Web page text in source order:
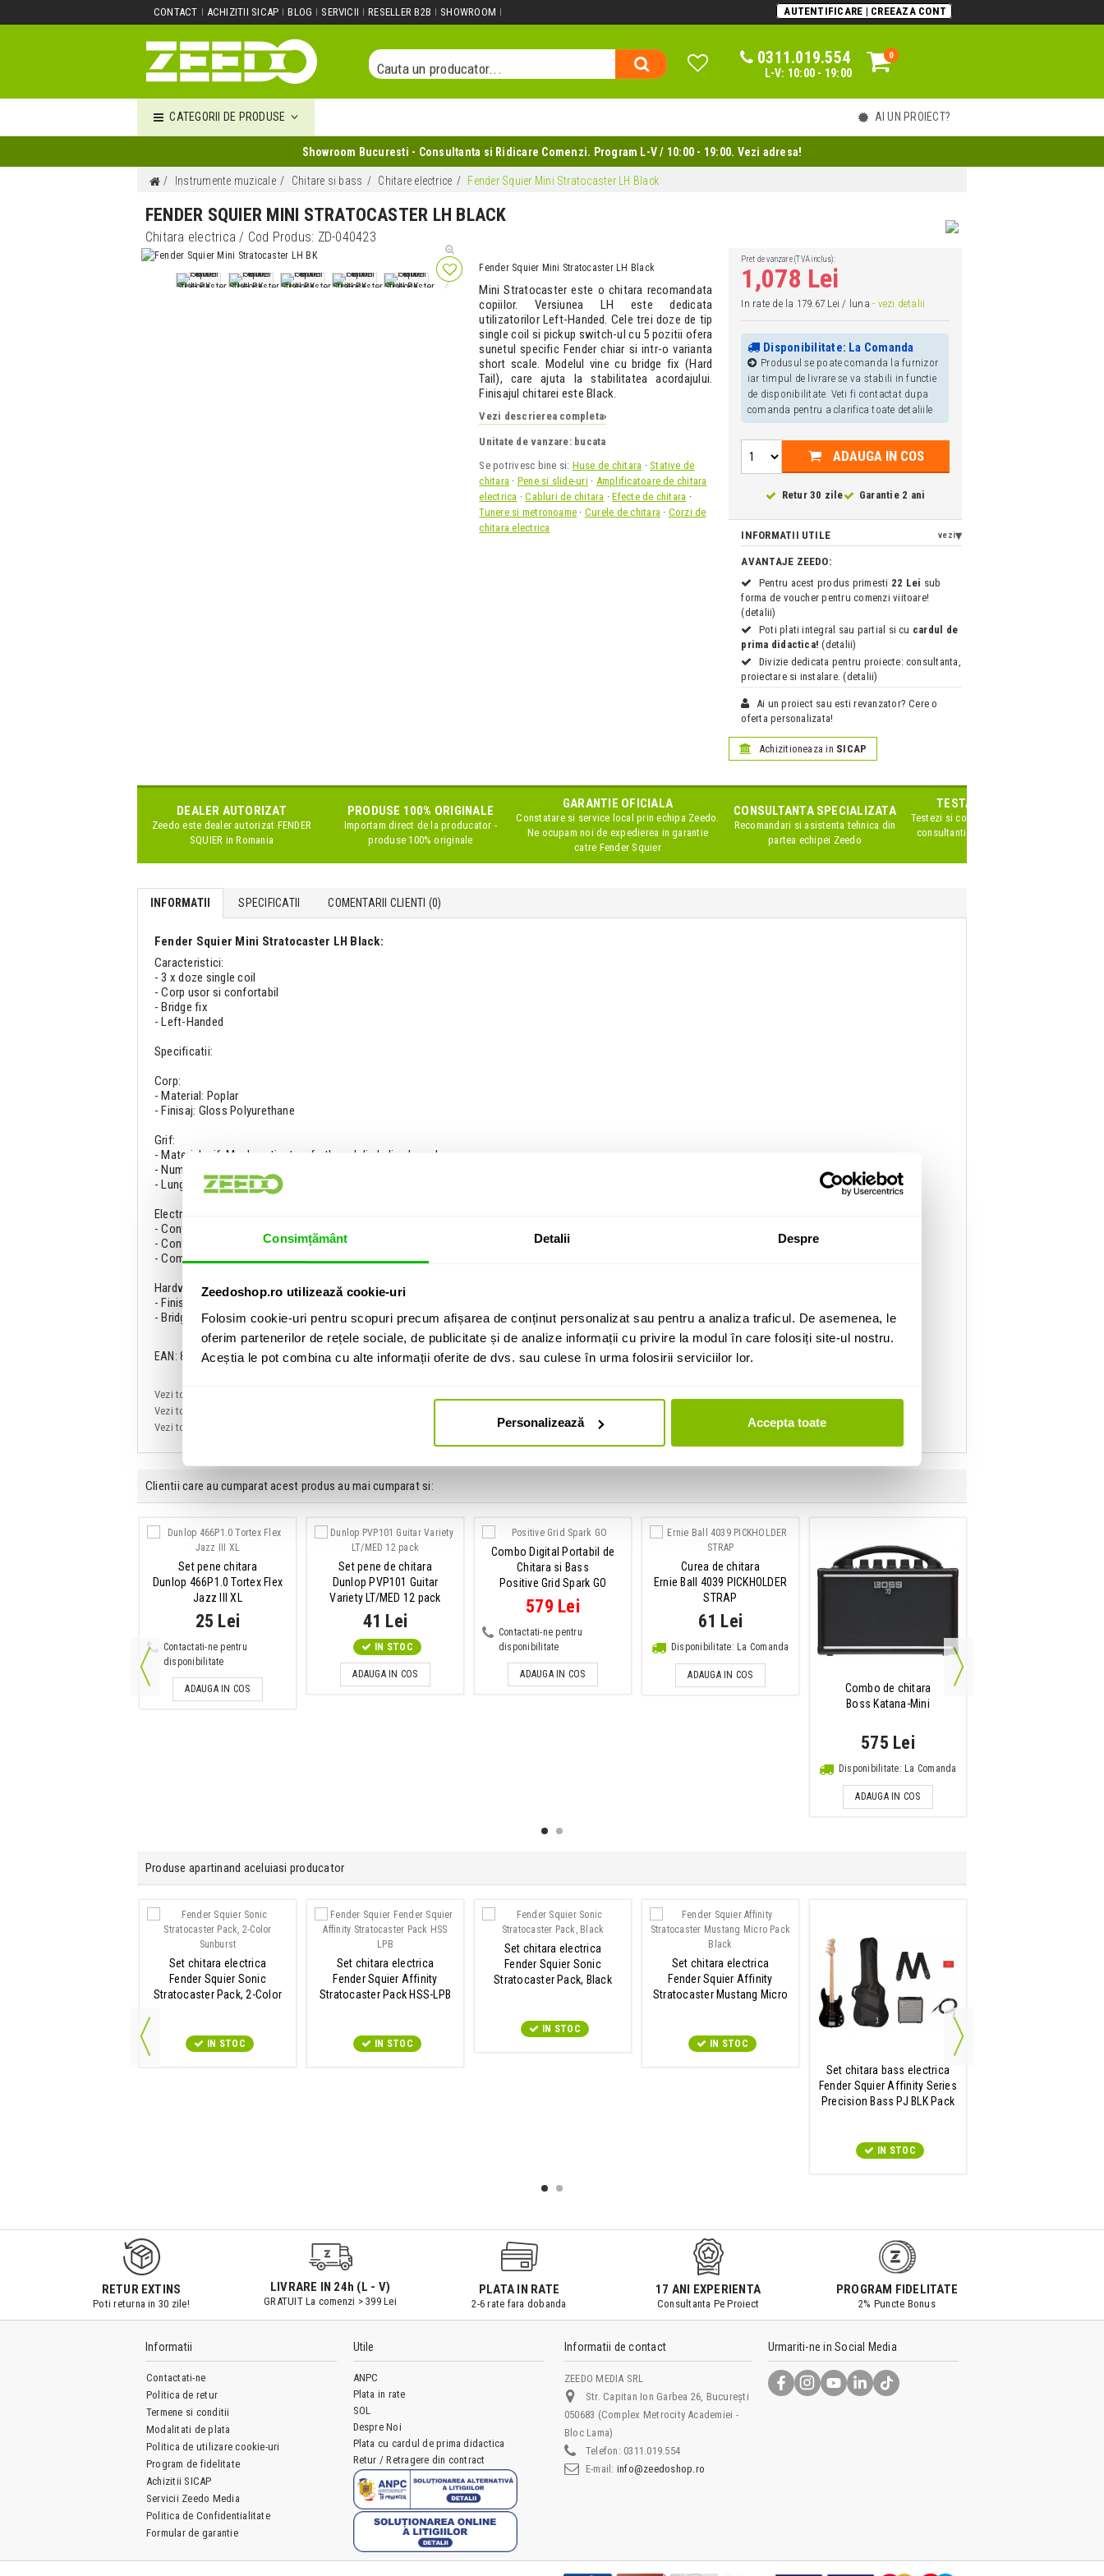
Consimțământ Detalii Despre
Zeedoshop.ro utilizează cookie-uri
Folosim cookie-uri pentru scopuri precum afișarea de conținut personalizat sau pentru a analiza traficul. De asemenea, le
oferim partenerilor de rețele sociale, de publicitate și de analize informații cu privire la modul în care folosiți site-ul nostru.
Aceștia le pot combina cu alte informații oferite de dvs. sau culese în urma folosirii serviciilor lor.
Personalizează Accepta toate
CONTACT ACHIZITII SICAP BLOG SERVICII RESELLER B2B SHOWROOM AUTENTIFICARE | CREEAZA CONT
0311.019.554
L-V: 10:00 - 19:00
0
0
Cauta un produs...
Cauta un producator...
CATEGORII DE PRODUSE AI UN PROIECT?
Showroom Bucuresti - Consultanta si Ridicare Comenzi. Program L-V / 10:00 - 19:00. Vezi adresa!
Instrumente muzicale Chitare si bass Chitare electrice Fender Squier Mini Stratocaster LH Black
FENDER SQUIER MINI STRATOCASTER LH BLACK
Chitara electrica/ Cod Produs: ZD-040423
Fender Squier Mini Stratocaster LH Black
Mini Stratocaster este o chitara recomandata
copiilor. Versiunea LH este dedicata
utilizatorilor Left-Handed. Cele trei doze de tip
single coil si pickup switch-ul cu 5 pozitii ofera
sunetul specific Fender chiar si intr-o varianta
short scale. Modelul vine cu bridge fix (Hard
Tail), care ajuta la stabilitatea acordajului.
Finisajul chitarei este Black.
Vezi descrierea completa›
Unitate de vanzare: bucata
Se potrivesc bine si: Huse de chitara ·Stative de
chitara · Pene si slide-uri · Amplificatoare de chitara
electrica ·Cabluri de chitara ·Efecte de chitara ·
Tunere si metronoame · Curele de chitara · Corzi de
chitara electrica
Pret de vanzare (TVA inclus):
1,078 Lei
In rate de la 179.67 Lei / luna- vezi detalii
Disponibilitate: La Comanda
Produsul se poate comanda la furnizor
iar timpul de livrare se va stabili in functie
de disponibilitate. Veti fi contactat dupa
comanda pentru a clarifica toate detaliile
ADAUGA IN COS
Retur 30 zile Garantie 2 ani
INFORMATII UTILE vezi
AVANTAJE ZEEDO:
Pentru acest produs primesti 22 Lei sub
forma de voucher pentru comenzi viitoare!
(detalii)
Poti plati integral sau partial si cu cardul de
prima didactica! (detalii)
Divizie dedicata pentru proiecte: consultanta,
proiectare si instalare. (detalii)
Ai un proiect sau esti revanzator? Cere o
oferta personalizata!
Achizitioneaza in SICAP
DEALER AUTORIZAT
Zeedo este dealer autorizat FENDER
SQUIER in Romania
PRODUSE 100% ORIGINALE
Importam direct de la producator -
produse 100% originale
GARANTIE OFICIALA
Constatare si service local prin echipa Zeedo.
Ne ocupam noi de expedierea in garantie
catre Fender Squier
CONSULTANTA SPECIALIZATA
Recomandari si asistenta tehnica din
partea echipei Zeedo
TESTARE IN SHOWROOM
Testezi si compari produsele impreuna cu
consultanti Zeedo specializati pe acest
INFORMATII SPECIFICATII COMENTARII CLIENTI (0)
Fender Squier Mini Stratocaster LH Black:
Caracteristici:
- 3 x doze single coil
- Corp usor si confortabil
- Bridge fix
- Left-Handed
Specificatii:
Corp:
- Material: Poplar
- Finisaj: Gloss Polyurethane
Grif:
- Material grif: Maple satinat cu fretboard din Indian Laurel
- Numar taste: 20 Narrow Tall
- Lungime scala: 22.75 inch / 578 mm
Electronice:
- Configuratie: SSS
- Control: volum, ton
- Comutare: 5 pozitii
Hardware:
- Finisaj hardware: Chrome
- Bridge: fix
EAN: 885978483969
Vezi toate produsele de tip
Vezi toate produsele din categoria
Vezi toate produsele producatorului
Clientii care au cumparat acest produs au mai cumparat si:
Set pene chitara
Dunlop 466P1.0 Tortex Flex
Jazz III XL
25 Lei
Contactati-ne pentru
disponibilitate
ADAUGA IN COS
Set pene de chitara
Dunlop PVP101 Guitar
Variety LT/MED 12 pack
41 Lei
IN STOC
ADAUGA IN COS
Combo Digital Portabil de
Chitara si Bass
Positive Grid Spark GO
579 Lei
Contactati-ne pentru
disponibilitate
ADAUGA IN COS
Curea de chitara
Ernie Ball 4039 PICKHOLDER
STRAP
61 Lei
Disponibilitate: La Comanda
ADAUGA IN COS
Combo de chitara
Boss Katana-Mini
575 Lei
Disponibilitate: La Comanda
ADAUGA IN COS
Produse apartinand aceluiasi producator
Set chitara electrica
Fender Squier Sonic
Stratocaster Pack, 2-Color
IN STOC
Set chitara electrica
Fender Squier Affinity
Stratocaster Pack HSS-LPB
IN STOC
Set chitara electrica
Fender Squier Sonic
Stratocaster Pack, Black
IN STOC
Set chitara electrica
Fender Squier Affinity
Stratocaster Mustang Micro
IN STOC
Set chitara bass electrica
Fender Squier Affinity Series
Precision Bass PJ BLK Pack
IN STOC
RETUR EXTINS
Poti returna in 30 zile!
LIVRARE IN 24h (L - V)
GRATUIT La comenzi > 399 Lei
PLATA IN RATE
2-6 rate fara dobanda
17 ANI EXPERIENTA
Consultanta Pe Proiect
PROGRAM FIDELITATE
2% Puncte Bonus
Informatii
Contactati-ne
Politica de retur
Termene si conditii
Modalitati de plata
Politica de utilizare cookie-uri
Program de fidelitate
Achizitii SICAP
Servicii Zeedo Media
Politica de Confidentialitate
Formular de garantie
Utile
ANPC
Plata in rate
SOL
Despre Noi
Plata cu cardul de prima didactica
Retur / Retragere din contract
Informatii de contact
ZEEDO MEDIA SRL
Str. Capitan Ion Garbea 26, București
050683 (Complex Metrocity Academiei -
Bloc Lama)
Telefon: 0311.019.554
E-mail: info@zeedoshop.ro
Urmariti-ne in Social Media